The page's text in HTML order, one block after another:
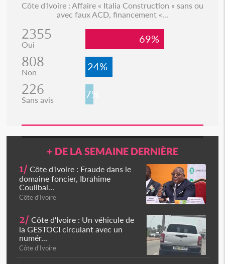
Côte d'Ivoire : Affaire « Italia Construction » sans ou
avec faux ACD, financement «...
2355
Oui 69%
808
Non 24%
226
Sans avis 7%
+ DE LA SEMAINE DERNIÈRE
1/ Côte d'Ivoire : Fraude dans le
domaine foncier, Ibrahime
Coulibal...
Côte d'Ivoire
2/ Côte d'Ivoire : Un véhicule de
la GESTOCI circulant avec un
numér...
Côte d'Ivoire